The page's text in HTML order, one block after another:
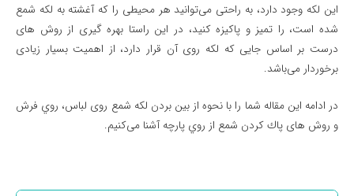
این لکه وجود دارد، به راحتی می‌توانید هر محیطی را که آغشته به لکه شمع
شده است، را تمیز و پاکیزه کنید، در این راستا بهره گیری از روش های
درست بر اساس جایی که لکه روی آن قرار دارد، از اهمیت بسیار زیادی
برخوردار می‌باشد.
در ادامه این مقاله شما را با نحوه از بین بردن لکه شمع روی لباس، روي فرش
و روش های پاك كردن شمع از روي پارچهآشنا می‌کنیم.